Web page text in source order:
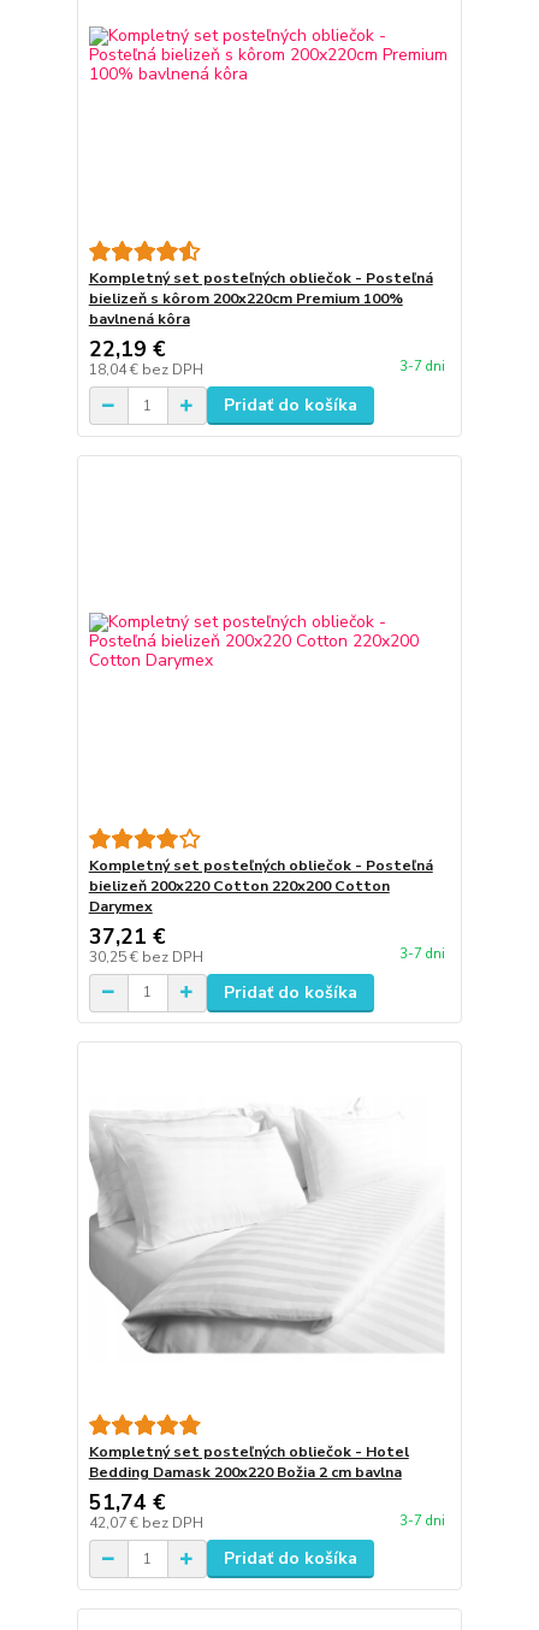
Kompletný set posteľných obliečok - Posteľná
bielizeň s kôrom 200x220cm Premium 100%
bavlnená kôra
22,19 €
18,04 € bez DPH 3-7 dni
Pridať do košíka
Kompletný set posteľných obliečok - Posteľná
bielizeň 200x220 Cotton 220x200 Cotton
Darymex
37,21 €
30,25 € bez DPH 3-7 dni
Pridať do košíka
Kompletný set posteľných obliečok - Hotel
Bedding Damask 200x220 Božia 2 cm bavlna
51,74 €
42,07 € bez DPH 3-7 dni
Pridať do košíka